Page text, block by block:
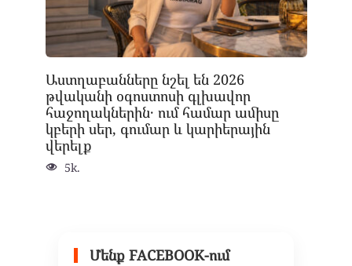
Աստղաբանները նշել են 2026
թվականի օգոստոսի գլխավոր
հաջողակներին․ ում համար ամիսը
կբերի սեր, գումար և կարիերային
վերելք
5k.
Մենք FACEBOOK-ում